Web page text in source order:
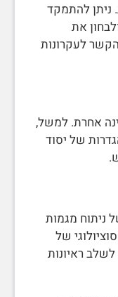
ניתן להתמקד
את
לעקרונות
אחרת. למשל,
של יסוד
ניתוח מגמות
של
ראיונות